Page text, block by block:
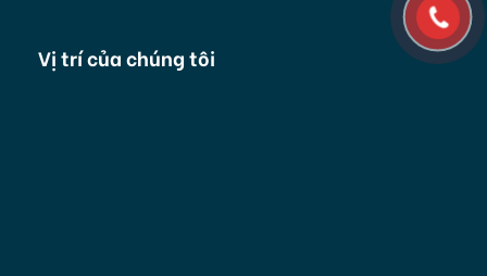
Vị trí của chúng tôi